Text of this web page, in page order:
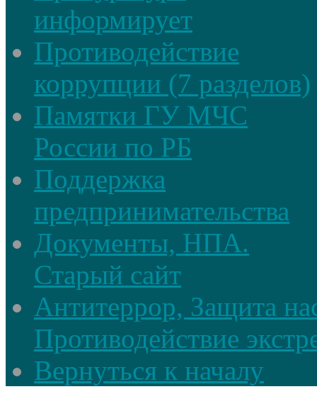
информирует
Противодействие
коррупции (7 разделов)
Памятки ГУ МЧС
России по РБ
Поддержка
предпринимательства
Документы, НПА.
Старый сайт
Антитеррор, Защита
Противодействие
Вернуться к началу